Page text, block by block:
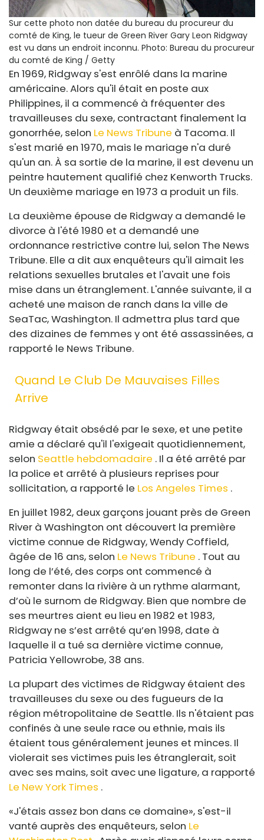
Sur cette photo non datée du bureau du procureur du
comté de King, le tueur de Green River Gary Leon Ridgway
est vu dans un endroit inconnu. Photo: Bureau du procureur
du comté de King / Getty
En 1969, Ridgway s'est enrôlé dans la marine
américaine. Alors qu'il était en poste aux
Philippines, il a commencé à fréquenter des
travailleuses du sexe, contractant finalement la
gonorrhée, selon Le News Tribune à Tacoma. Il
s'est marié en 1970, mais le mariage n'a duré
qu'un an. À sa sortie de la marine, il est devenu un
peintre hautement qualifié chez Kenworth Trucks.
Un deuxième mariage en 1973 a produit un fils.
La deuxième épouse de Ridgway a demandé le
divorce à l'été 1980 et a demandé une
ordonnance restrictive contre lui, selon The News
Tribune. Elle a dit aux enquêteurs qu'il aimait les
relations sexuelles brutales et l'avait une fois
mise dans un étranglement. L'année suivante, il a
acheté une maison de ranch dans la ville de
SeaTac, Washington. Il admettra plus tard que
des dizaines de femmes y ont été assassinées, a
rapporté le News Tribune.
Quand Le Club De Mauvaises Filles
Arrive
Ridgway était obsédé par le sexe, et une petite
amie a déclaré qu'il l'exigeait quotidiennement,
selon Seattle hebdomadaire . Il a été arrêté par
la police et arrêté à plusieurs reprises pour
sollicitation, a rapporté le Los Angeles Times .
En juillet 1982, deux garçons jouant près de Green
River à Washington ont découvert la première
victime connue de Ridgway, Wendy Coffield,
âgée de 16 ans, selon Le News Tribune . Tout au
long de l’été, des corps ont commencé à
remonter dans la rivière à un rythme alarmant,
d’où le surnom de Ridgway. Bien que nombre de
ses meurtres aient eu lieu en 1982 et 1983,
Ridgway ne s’est arrêté qu’en 1998, date à
laquelle il a tué sa dernière victime connue,
Patricia Yellowrobe, 38 ans.
La plupart des victimes de Ridgway étaient des
travailleuses du sexe ou des fugueurs de la
région métropolitaine de Seattle. Ils n'étaient pas
confinés à une seule race ou ethnie, mais ils
étaient tous généralement jeunes et minces. Il
violerait ses victimes puis les étranglerait, soit
avec ses mains, soit avec une ligature, a rapporté
Le New York Times .
«J'étais assez bon dans ce domaine», s'est-il
vanté auprès des enquêteurs, selon Le